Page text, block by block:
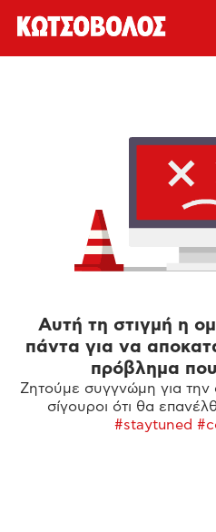
Αυτή τη στιγμή η
πάντα για να
πρόβλημα
Ζητούμε συγγνώμη για την
σίγουροι ότι θα
#staytuned